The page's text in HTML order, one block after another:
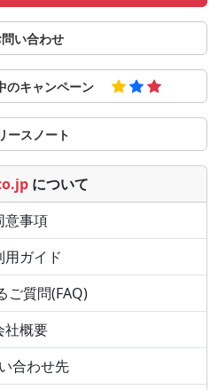
い合わせ
のキャンペーン
ースノート
について
意事項
用ガイド
ご質問(FAQ)
社概要
合わせ先